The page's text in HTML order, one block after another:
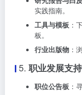
实践指南。
工具与模板 ：
板。
行业出版物 ：
5. 职业发展支持
职位公告板 ：